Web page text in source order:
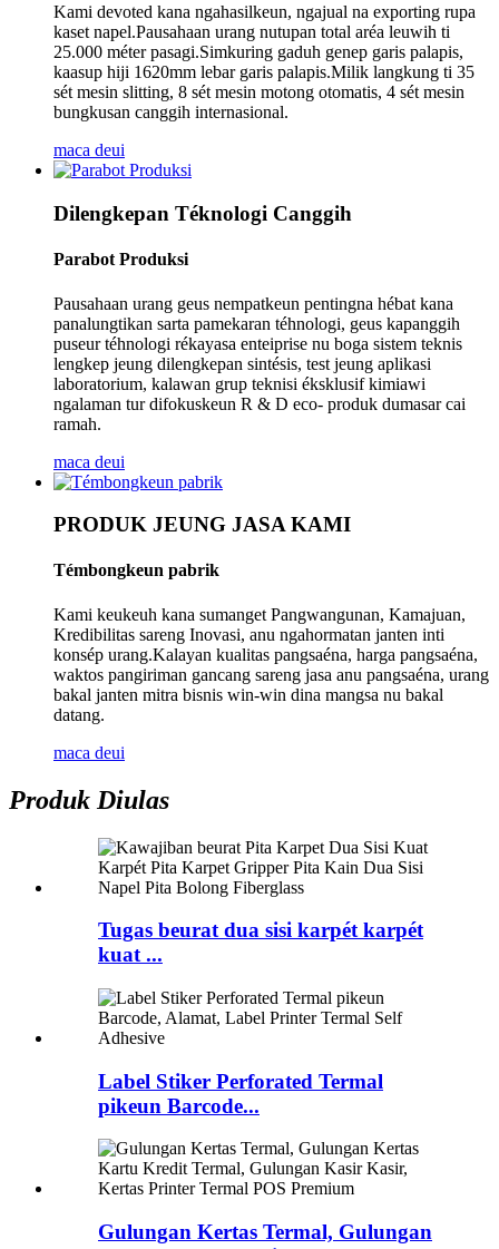
Kami devoted kana ngahasilkeun, ngajual na exporting rupa
kaset napel.Pausahaan urang nutupan total aréa leuwih ti
25.000 méter pasagi.Simkuring gaduh genep garis palapis,
kaasup hiji 1620mm lebar garis palapis.Milik langkung ti 35
sét mesin slitting, 8 sét mesin motong otomatis, 4 sét mesin
bungkusan canggih internasional.
maca deui
Dilengkepan Téknologi Canggih
Parabot Produksi
Pausahaan urang geus nempatkeun pentingna hébat kana
panalungtikan sarta pamekaran téhnologi, geus kapanggih
puseur téhnologi rékayasa enteiprise nu boga sistem teknis
lengkep jeung dilengkepan sintésis, test jeung aplikasi
laboratorium, kalawan grup teknisi éksklusif kimiawi
ngalaman tur difokuskeun R & D eco- produk dumasar cai
ramah.
maca deui
PRODUK JEUNG JASA KAMI
Témbongkeun pabrik
Kami keukeuh kana sumanget Pangwangunan, Kamajuan,
Kredibilitas sareng Inovasi, anu ngahormatan janten inti
konsép urang.Kalayan kualitas pangsaéna, harga pangsaéna,
waktos pangiriman gancang sareng jasa anu pangsaéna, urang
bakal janten mitra bisnis win-win dina mangsa nu bakal
datang.
maca deui
Produk Diulas
Tugas beurat dua sisi karpét karpét
kuat ...
Label Stiker Perforated Termal
pikeun Barcode...
Gulungan Kertas Termal, Gulungan